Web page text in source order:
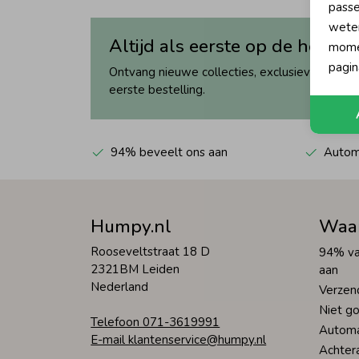
Altijd als eerste op de
Ontvang nieuwe collecties, exclusieve acties
eerste bestelling.
94% beveelt ons aan
Humpy.nl
Rooseveltstraat 18 D
2321BM Leiden
Nederland
Telefoon 071-3619991
E-mail klantenservice@humpy.nl
94%
aan
Niet